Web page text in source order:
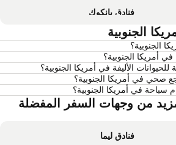
فنادق بانكوك
فنادق مرسى مطروح
فنادق عمان
فنادق يريفان
فنادق باريس
فنادق موريشيوس
فنادق جربة
الجنوبية
الجنوبية؟
أمريكا الجنوبية؟
الأليفة في أمريكا الجنوبية؟
صحي في أمريكا الجنوبية؟
في أمريكا الجنوبية؟
من وجهات السفر المفضلة
فنادق ليما